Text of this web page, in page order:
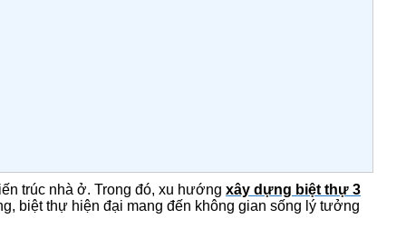
trúc nhà ở. Trong đó, xu hướng xây dựng biệt thự 3
biệt thự hiện đại mang đến không gian sống lý tưởng